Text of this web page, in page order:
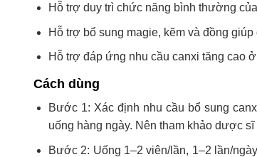
Hỗ trợ duy trì chức năng bình thường
Hỗ trợ bổ sung magie, kẽm và đồng
Hỗ trợ đáp ứng nhu cầu canxi tăng cao
Cách dùng
Bước 1: Xác định nhu cầu bổ sung
uống hàng ngày. Nên tham khảo dược
Bước 2: Uống 1–2 viên/lần, 1–2 lần/